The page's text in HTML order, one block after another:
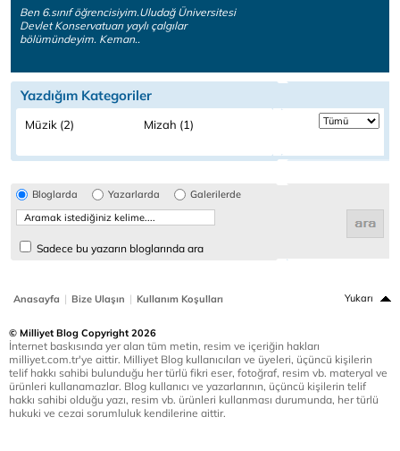
Ben 6.sınıf öğrencisiyim.Uludağ Üniversitesi
Devlet Konservatuarı yaylı çalgılar
bölümündeyim. Keman..
Yazdığım Kategoriler
Müzik (2) Mizah (1)
Bloglarda Yazarlarda Galerilerde
Sadece bu yazarın bloglarında ara
Anasayfa | Bize Ulaşın | Kullanım Koşulları Yukarı
© Milliyet Blog Copyright 2026
İnternet baskısında yer alan tüm metin, resim ve içeriğin hakları
milliyet.com.tr'ye aittir. Milliyet Blog kullanıcıları ve üyeleri, üçüncü kişilerin
telif hakkı sahibi bulunduğu her türlü fikri eser, fotoğraf, resim vb. materyal ve
ürünleri kullanamazlar. Blog kullanıcı ve yazarlarının, üçüncü kişilerin telif
hakkı sahibi olduğu yazı, resim vb. ürünleri kullanması durumunda, her türlü
hukuki ve cezai sorumluluk kendilerine aittir.